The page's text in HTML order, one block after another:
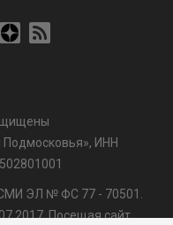
ИНН
ЭЛ № ФС 77 - 70501.
Посещая сайт